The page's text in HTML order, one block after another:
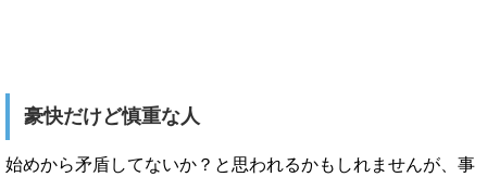
豪快だけど慎重な人
始めから矛盾してないか？と思われるかもしれませんが、事